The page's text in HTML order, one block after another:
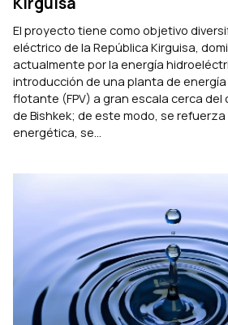
El proyecto tiene como objetivo
eléctrico de la República Kirguisa,
actualmente por la energía
introducción de una planta de
flotante (FPV) a gran escala cerca del
de Bishkek; de este modo, se
energética, se...